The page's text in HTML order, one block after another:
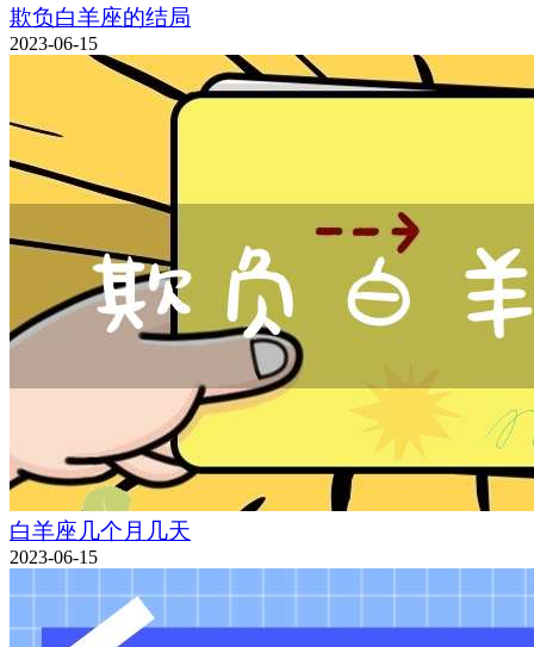
欺负白羊座的结局
2023-06-15
白羊座几个月几天
2023-06-15